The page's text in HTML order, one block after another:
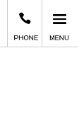
する人と、旅をし